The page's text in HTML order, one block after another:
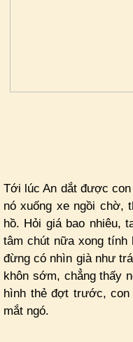
Tới lúc An dắt được
nó xuống xe ngồi chờ,
hồ. Hỏi giá bao nhiêu,
tâm chút nữa xong tính
đừng có nhìn già như
khôn sớm, chẳng thấy
hình thẻ đợt trước,
mắt ngó.